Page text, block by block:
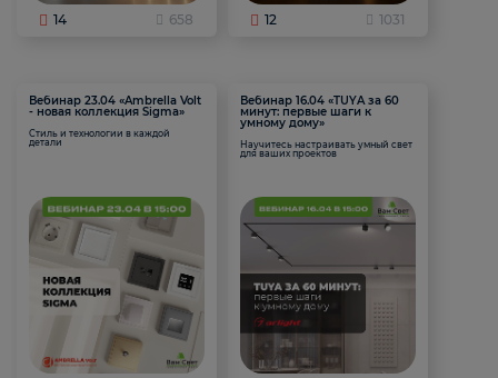
14 658 12 1031
Вебинар 23.04 «Ambrella Volt
- новая коллекция Sigma»
Стиль и технологии в каждой
детали
Вебинар 16.04 «TUYA за 60
минут: первые шаги к
умному дому»
Научитесь настраивать умный свет
для ваших проектов